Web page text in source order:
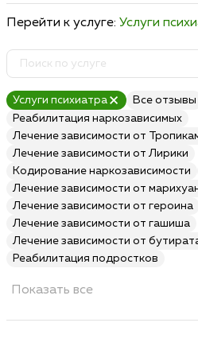
Перейти к услуге: Услуги
Услуги психиатра
Все отзывы
Реабилитация наркозависимых
Лечение зависимости от
Лечение зависимости от Лирики
Кодирование наркозависимости
Лечение зависимости от
Лечение зависимости от героина
Лечение зависимости от гашиша
Лечение зависимости от
Реабилитация подростков
Показать все